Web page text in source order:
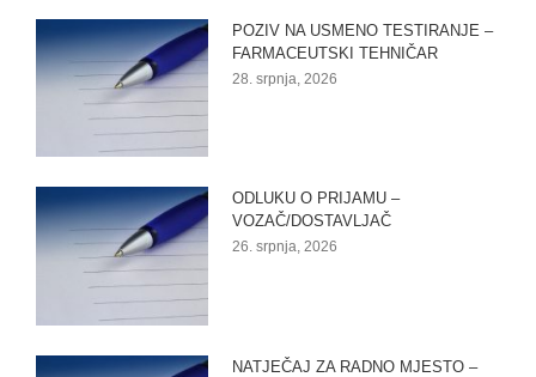
POZIV NA USMENO TESTIRANJE –
FARMACEUTSKI TEHNIČAR
28. srpnja, 2026
ODLUKU O PRIJAMU –
VOZAČ/DOSTAVLJAČ
26. srpnja, 2026
NATJEČAJ ZA RADNO MJESTO –